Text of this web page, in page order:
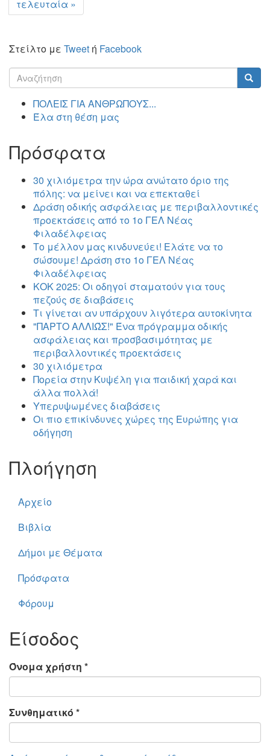
τελευταία »
Στείλτο με Tweet ή Facebook
Φόρμα
αναζήτησης
ΠΟΛΕΙΣ ΓΙΑ ΑΝΘΡΩΠΟΥΣ...
Έλα στη θέση μας
Πρόσφατα
30 χιλιόμετρα την ώρα ανώτατο όριο της
πόλης: να μείνει και να επεκταθεί
Δράση οδικής ασφάλειας με περιβαλλοντικές
προεκτάσεις από το 1ο ΓΕΛ Νέας
Φιλαδέλφειας
Το μέλλον μας κινδυνεύει! Ελάτε να το
σώσουμε! Δράση στο 1ο ΓΕΛ Νέας
Φιλαδέλφειας
ΚΟΚ 2025: Οι οδηγοί σταματούν για τους
πεζούς σε διαβάσεις
Τι γίνεται αν υπάρχουν λιγότερα αυτοκίνητα
"ΠΑΡΤΟ ΑΛΛΙΏΣ!" Ένα πρόγραμμα οδικής
ασφάλειας και προσβασιμότητας με
περιβαλλοντικές προεκτάσεις
30 χιλιόμετρα
Πορεία στην Κυψέλη για παιδική χαρά και
άλλα πολλά!
Υπερυψωμένες διαβάσεις
Οι πιο επικίνδυνες χώρες της Ευρώπης για
οδήγηση
Πλοήγηση
Αρχείο
Βιβλία
Δήμοι με Θέματα
Πρόσφατα
Φόρουμ
Είσοδος
Όνομα χρήστη *
Συνθηματικό *